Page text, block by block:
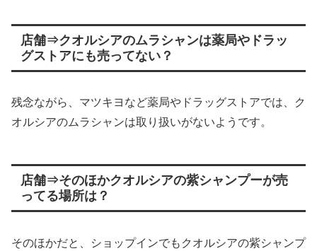
店舗⇒クオルシアのムラシャンは薬局やドラッ
グストアにも売ってない？
残念ながら、マツキヨなど薬局やドラッグストアでは、ク
オルシアのムラシャンは取り扱いがないようです。
店舗⇒そのほかクオルシアの紫シャンプーが売
ってる場所は？
そのほかだと、ショップインでもクオルシアの紫シャンプ